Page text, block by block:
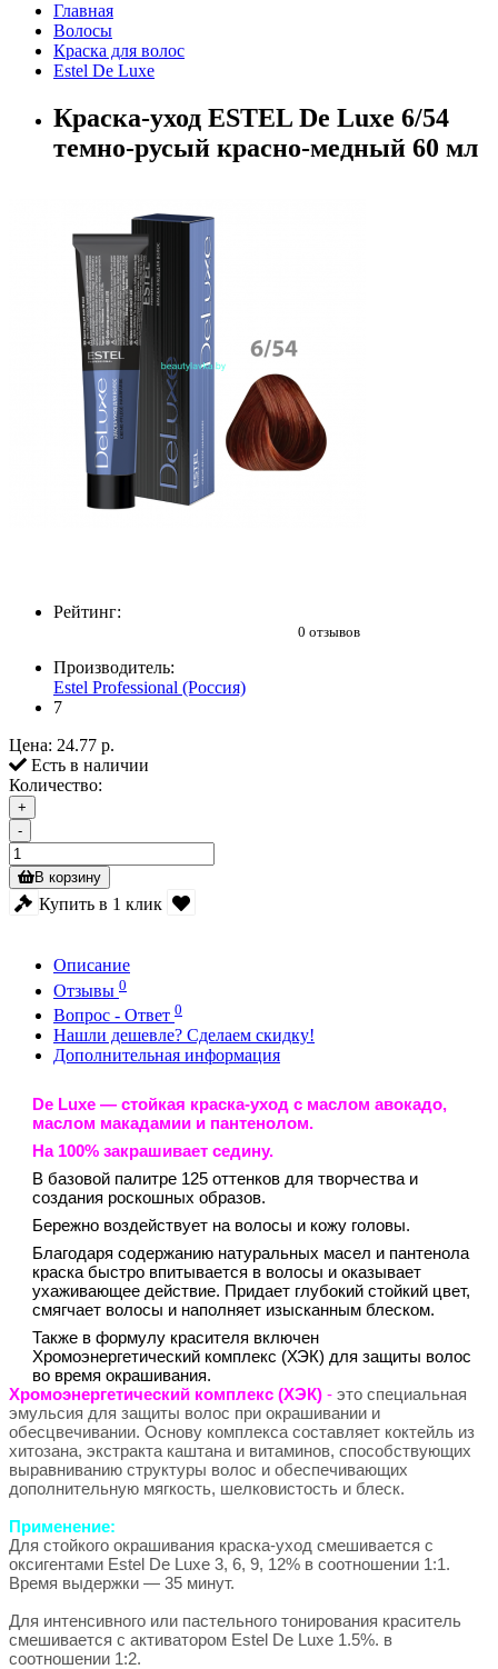
Главная
Волосы
Краска для волос
Estel De Luxe
Краска-уход ESTEL De Luxe 6/54
темно-русый красно-медный 60 мл
Рейтинг:
0 отзывов
Производитель:
Estel Professional (Россия)
7
Цена: 24.77 р.
Есть в наличии
Количество:
+
-
В корзину
Купить в 1 клик
Описание
Отзывы 0
Вопрос - Ответ 0
Нашли дешевле? Сделаем скидку!
Дополнительная информация
De Luxe — стойкая краска-уход с маслом авокадо,
маслом макадамии и пантенолом.
На 100% закрашивает седину.
В базовой палитре 125 оттенков для творчества и
создания роскошных образов.
Бережно воздействует на волосы и кожу головы.
Благодаря содержанию натуральных масел и пантенола
краска быстро впитывается в волосы и оказывает
ухаживающее действие. Придает глубокий стойкий цвет,
смягчает волосы и наполняет изысканным блеском.
Также в формулу красителя включен
Хромоэнергетический комплекс (ХЭК) для защиты волос
во время окрашивания.
Хромоэнергетический комплекс (ХЭК) - это специальная
эмульсия для защиты волос при окрашивании и
обесцвечивании. Основу комплекса составляет коктейль из
хитозана, экстракта каштана и витаминов, способствующих
выравниванию структуры волос и обеспечивающих
дополнительную мягкость, шелковистость и блеск.
Применение:
Для стойкого окрашивания краска-уход смешивается с
оксигентами Estel De Luxe 3, 6, 9, 12% в соотношении 1:1.
Время выдержки — 35 минут.
Для интенсивного или пастельного тонирования краситель
смешивается с активатором Estel De Luxe 1.5%. в
соотношении 1:2.